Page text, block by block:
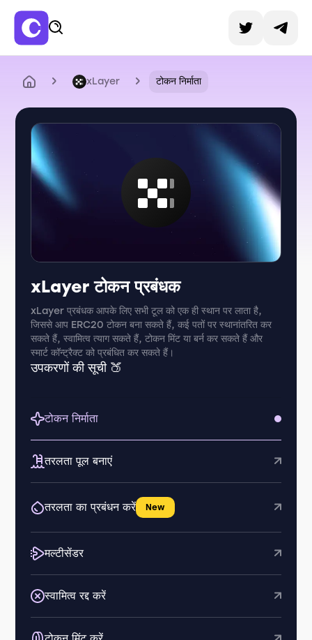
xLayer टोकन निर्माता
xLayer टोकन प्रबंधक
xLayer प्रबंधक आपके लिए सभी टूल को एक ही स्थान पर लाता है,
जिससे आप ERC20 टोकन बना सकते हैं, कई पतों पर स्थानांतरित कर
सकते हैं, स्वामित्व त्याग सकते हैं, टोकन मिंट या बर्न कर सकते हैं और
स्मार्ट कॉन्ट्रैक्ट को प्रबंधित कर सकते हैं।
उपकरणों की सूची 🍑
टोकन निर्माता
तरलता पूल बनाएं
तरलता का प्रबंधन करें New
मल्टीसेंडर
स्वामित्व रद्द करें